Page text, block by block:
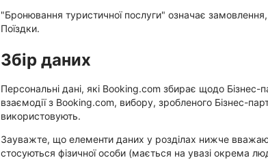
"Бронювання туристичної послуги" означає
Поїздки.
Збір даних
Персональні дані, які Booking.com збирає щодо Бізнес-
взаємодії з Booking.com, вибору, зробленого Бізнес-
використовують.
Зауважте, що елементи даних у розділах нижче
стосуються фізичної особи (мається на увазі окрема